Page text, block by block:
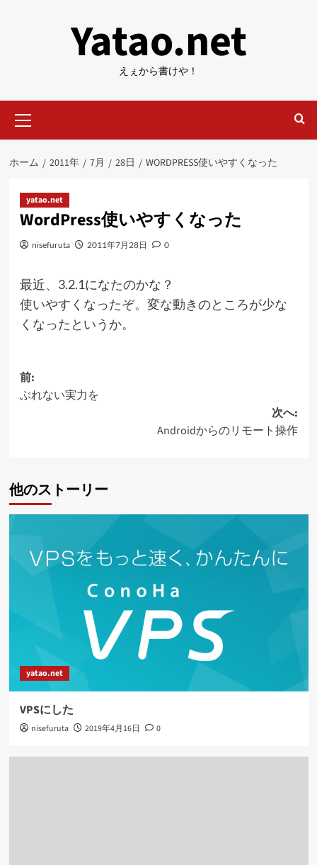
Yatao.net
えぇから書けや！
イ
ン
ニ
ー
ホーム 2011年 7月 28日 WORDPRESS使いやすくなった
yatao.net
WordPress使いやすくなった
nisefuruta 2011年7月28日 0
最近、3.2.1になたのかな？
使いやすくなったぞ。変な動きのところが少な
くなったというか。
投
稿
ー
シ
ョ
ン
前:
ぶれない実力を
次へ:
Androidからのリモート操作
他のストーリー
yatao.net
VPSにした
nisefuruta 2019年4月16日 0